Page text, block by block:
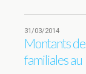
31/03/2014
Montants
familiales